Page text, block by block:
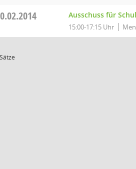
Ausschuss für
15:00-17:15 Uhr